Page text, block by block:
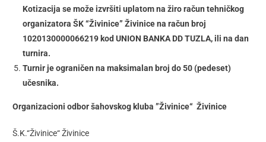
Kotizacija se može izvršiti uplatom na žiro račun tehničkog
organizatora ŠK “Živinice” Živinice na račun broj
1020130000066219 kod UNION BANKA DD TUZLA, ili na dan
turnira.
Turnir je ograničen na maksimalan broj do 50 (pedeset)
učesnika.
Organizacioni odbor šahovskog kluba ”Živinice“ Živinice
Š.K.“Živinice“ Živinice